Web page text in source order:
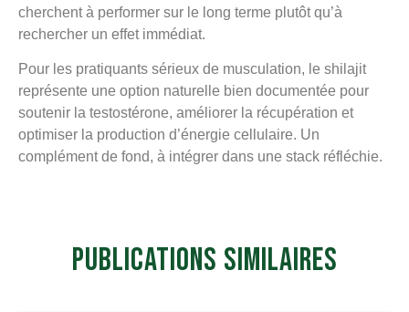
cherchent à performer sur le long terme plutôt qu’à
rechercher un effet immédiat.
Pour les pratiquants sérieux de musculation, le shilajit
représente une option naturelle bien documentée pour
soutenir la testostérone, améliorer la récupération et
optimiser la production d’énergie cellulaire. Un
complément de fond, à intégrer dans une stack réfléchie.
Publications similaires